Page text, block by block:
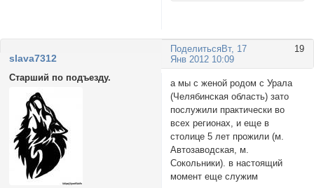
Поделиться 19
Вт, 17
Янв 2012 10:09
slava7312
Старший по подъезду.
а мы с женой родом с Урала
(Челябинская область) зато
послужили практически во
всех регионах, и еще в
столице 5 лет прожили (м.
Автозаводская, м.
Сокольники). в настоящий
момент еще служим